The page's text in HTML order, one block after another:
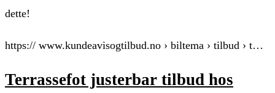
dette!
https:// www.kundeavisogtilbud.no › biltema › tilbud › t…
Terrassefot justerbar tilbud hos